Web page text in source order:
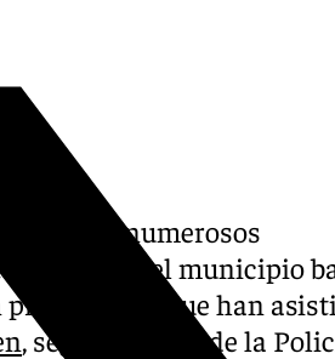
por numerosos
sábado en el municipio
protesta a la que han
, según fuentes de la